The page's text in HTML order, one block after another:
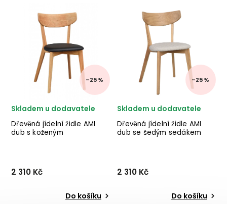
výrobce stylového nábytku
BIZZOTTO v krásném
provedení zeleně
nalakovaného dřeva.
✅ krásný nábytek ✅ kvalitní
materiály ✅...
výrobce stylového
nábytku BIZZOTTO
v celočalouněném
terakotovém provedení.
–25 %
Dřevěná jídelní židle AMI
dub s koženým
Skladem u dodavatele
2 310 Kč
Do košíku
–25 %
Dřevěná jídelní židle AMI
dub se šedým sedákem
Skladem u dodavatele
2 310 Kč
Do košíku